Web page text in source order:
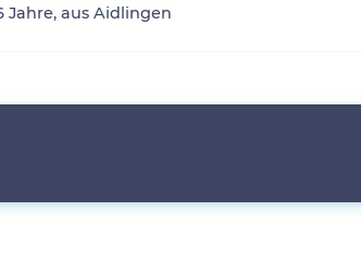
Jahre, aus Aidlingen